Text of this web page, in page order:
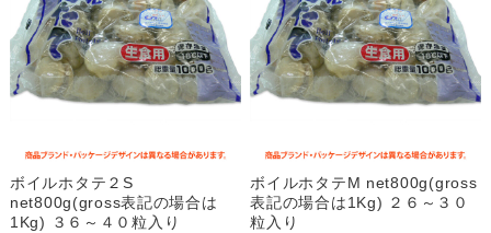
ボイルホタテ２S
net800g(gross表記の場合は
1Kg) ３６～４０粒入り
ボイルホタテM net800g(gross
表記の場合は1Kg) ２６～３０
粒入り